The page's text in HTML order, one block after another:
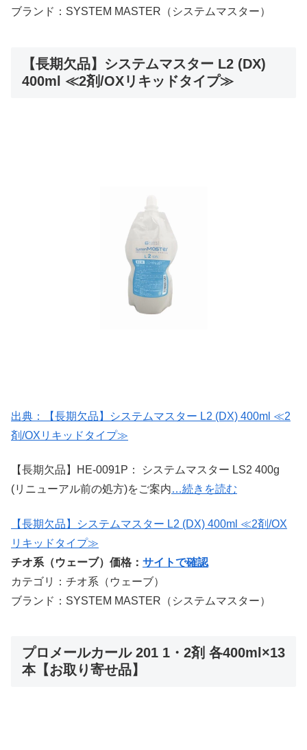
ブランド：SYSTEM MASTER（システムマスター）
【長期欠品】システムマスター L2 (DX)
400ml ≪2剤/OXリキッドタイプ≫
出典：【長期欠品】システムマスター L2 (DX) 400ml ≪2
剤/OXリキッドタイプ≫
【長期欠品】HE-0091P： システムマスター LS2 400g
(リニューアル前の処方)をご案内…続きを読む
【長期欠品】システムマスター L2 (DX) 400ml ≪2剤/OX
リキッドタイプ≫
チオ系（ウェーブ）価格： サイトで確認
カテゴリ：チオ系（ウェーブ）
ブランド：SYSTEM MASTER（システムマスター）
プロメールカール 201 1・2剤 各400ml×13
本【お取り寄せ品】